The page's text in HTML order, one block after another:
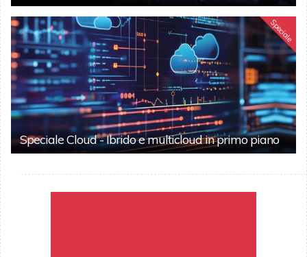
Speciale
Speciale Cloud - Ibrido e multicloud in primo piano